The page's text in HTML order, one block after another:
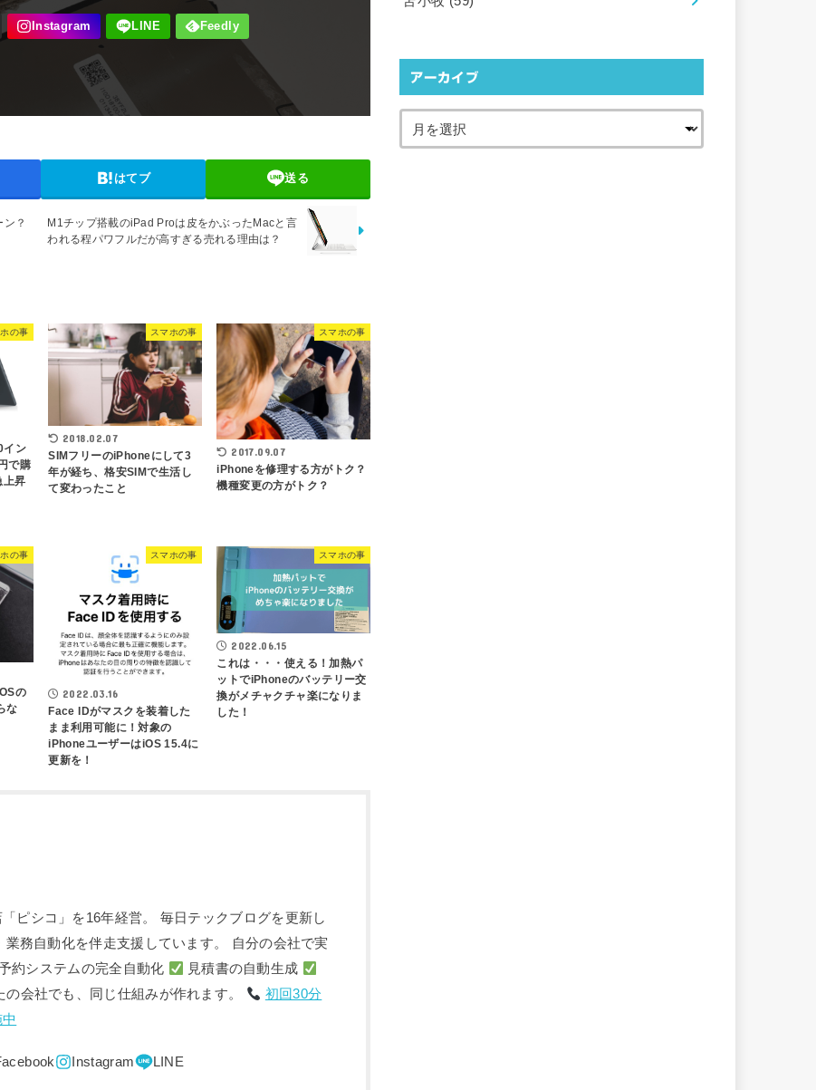
はてブ 送る
M1チップ搭載のiPad Proは皮をかぶったMacと言
われる程パワフルだが高すぎる売れる理由は？
？
の事
イン
で購
上昇
スマホの事
2018.02.07
SIMフリーのiPhoneにして3
年が経ち、格安SIMで生活し
て変わったこと
スマホの事
2017.09.07
iPhoneを修理する方がトク？
機種変更の方がトク？
の事
の
な
スマホの事
2022.03.16
Face IDがマスクを装着した
まま利用可能に！対象の
iPhoneユーザーはiOS 15.4に
更新を！
スマホの事
2022.06.15
これは・・・使える！加熱パ
ットでiPhoneのバッテリー交
換がメチャクチャ楽になりま
した！
ピシコ」を16年経営。 毎日テックブログを更新し
業務自動化を伴走支援しています。 自分の会社で実
約システムの完全自動化
見積書の自動生成
会社でも、同じ仕組みが作れます。
初回30分
アーカイブ